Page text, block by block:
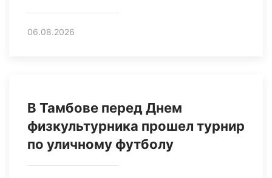
06.08.2026
В Тамбове перед Днем
физкультурника прошел турнир
по уличному футболу